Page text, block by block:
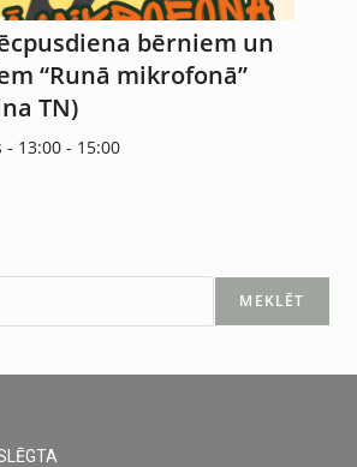
bērniem un
“Runā mikrofonā”
TN)
- 13:00 - 15:00
MEKLĒT